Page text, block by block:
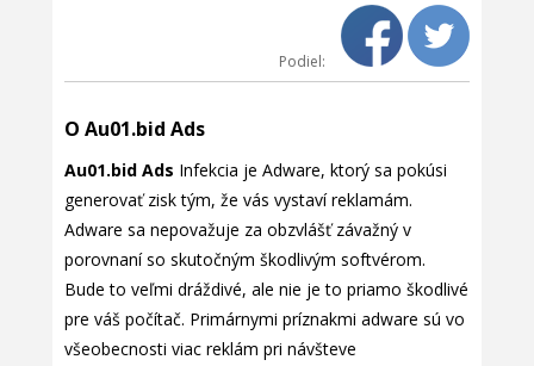
Podiel:
O Au01.bid Ads
Au01.bid Ads Infekcia je Adware, ktorý sa pokúsi
generovať zisk tým, že vás vystaví reklamám.
Adware sa nepovažuje za obzvlášť závažný v
porovnaní so skutočným škodlivým softvérom.
Bude to veľmi dráždivé, ale nie je to priamo škodlivé
pre váš počítač. Primárnymi príznakmi adware sú vo
všeobecnosti viac reklám pri návšteve